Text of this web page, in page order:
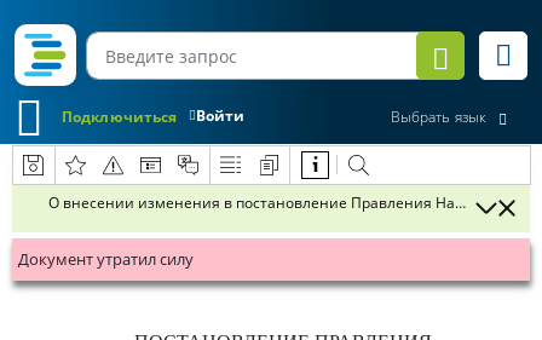
Войти
Подключиться Выбрать язык
О внесении изменения в постановление Правления
Документ утратил силу